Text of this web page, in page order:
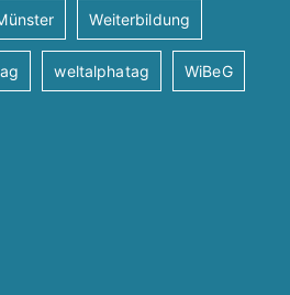
Weiterbildung
weltalphatag WiBeG